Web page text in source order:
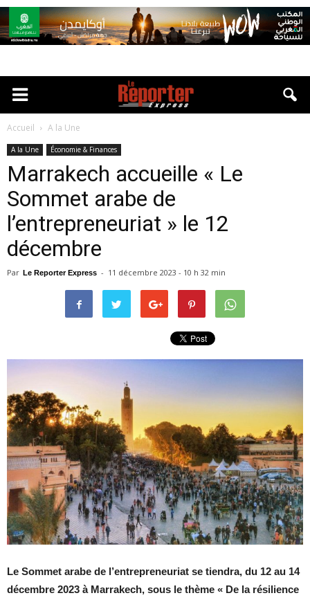
Accueil A la Une
A la Une Économie & Finances
Marrakech accueille « Le
Sommet arabe de
l’entrepreneuriat » le 12
décembre
Par Le Reporter Express - 11 décembre 2023 - 10 h 32 min
Le Sommet arabe de l’entrepreneuriat se tiendra, du 12 au 14
décembre 2023 à Marrakech, sous le thème « De la résilience